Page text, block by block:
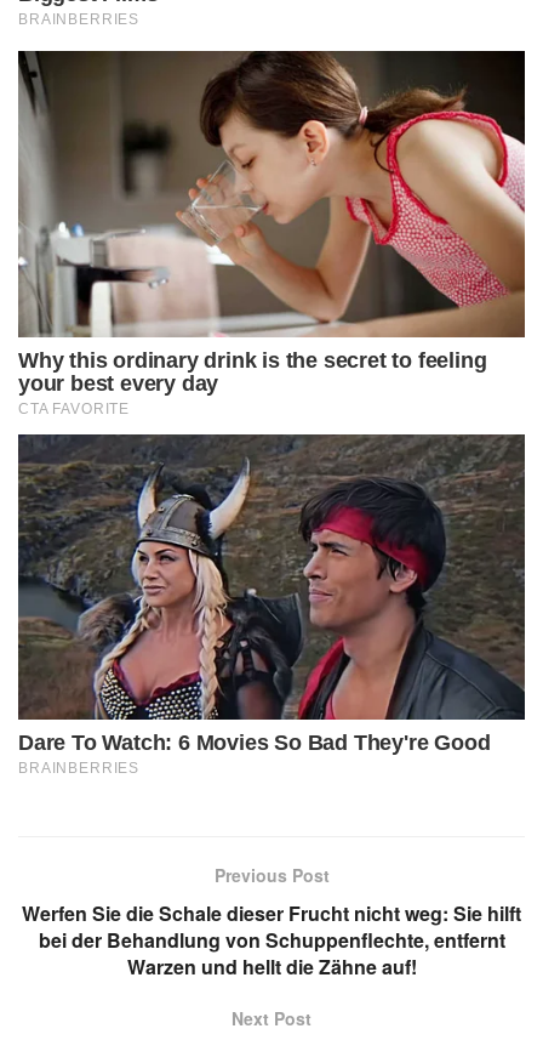
Previous Post
Werfen Sie die Schale dieser Frucht nicht weg: Sie hilft
bei der Behandlung von Schuppenflechte, entfernt
Warzen und hellt die Zähne auf!
Next Post